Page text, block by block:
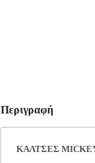
Περιγραφή
ΚΑΛΤΣΕΣ